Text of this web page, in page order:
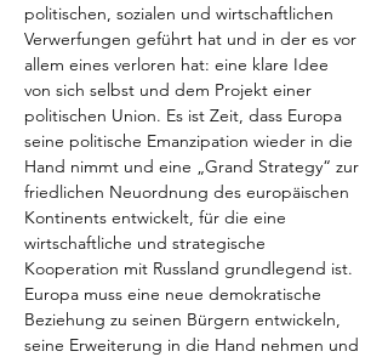
politischen, sozialen und wirtschaftlichen
Verwerfungen geführt hat und in der es vor
allem eines verloren hat: eine klare Idee
von sich selbst und dem Projekt einer
politischen Union. Es ist Zeit, dass Europa
seine politische Emanzipation wieder in die
Hand nimmt und eine „Grand Strategy“ zur
friedlichen Neuordnung des europäischen
Kontinents entwickelt, für die eine
wirtschaftliche und strategische
Kooperation mit Russland grundlegend ist.
Europa muss eine neue demokratische
Beziehung zu seinen Bürgern entwickeln,
seine Erweiterung in die Hand nehmen und